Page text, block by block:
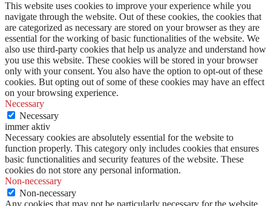
This website uses cookies to improve your experience while you
navigate through the website. Out of these cookies, the cookies that
are categorized as necessary are stored on your browser as they are
essential for the working of basic functionalities of the website. We
also use third-party cookies that help us analyze and understand how
you use this website. These cookies will be stored in your browser
only with your consent. You also have the option to opt-out of these
cookies. But opting out of some of these cookies may have an effect
on your browsing experience.
Necessary
Necessary
immer aktiv
Necessary cookies are absolutely essential for the website to
function properly. This category only includes cookies that ensures
basic functionalities and security features of the website. These
cookies do not store any personal information.
Non-necessary
Non-necessary
Any cookies that may not be particularly necessary for the website